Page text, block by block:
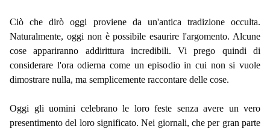
Ciò che dirò oggi proviene da un'antica tradizione occulta.
Naturalmente, oggi non è possibile esaurire l'argomento. Alcune
cose appariranno addirittura incredibili. Vi prego quindi di
considerare l'ora odierna come un episodio in cui non si vuole
dimostrare nulla, ma semplicemente raccontare delle cose.
Oggi gli uomini celebrano le loro feste senza avere un vero
presentimento del loro significato. Nei giornali, che per gran parte